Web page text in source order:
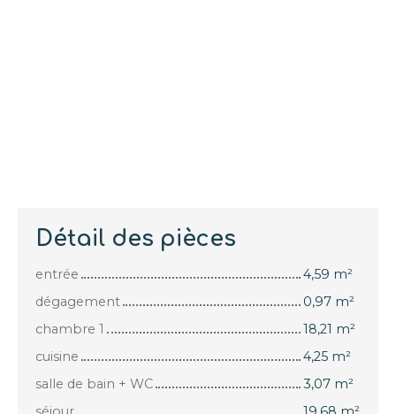
Détail des pièces
entrée
4,59 m²
dégagement
0,97 m²
chambre 1
18,21 m²
cuisine
4,25 m²
salle de bain + WC
3,07 m²